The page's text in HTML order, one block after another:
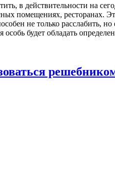
в действительности на
помещениях, ресторанах.
не только расслабить,
будет обладать